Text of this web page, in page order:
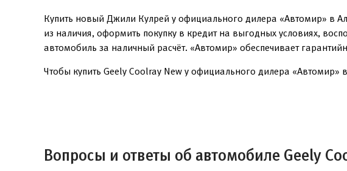
Купить новый Джили Кулрей у официального дилера «Автомир» в
из наличия, оформить покупку в кредит на выгодных условиях,
автомобиль за наличный расчёт. «Автомир» обеспечивает
Чтобы купить Geely Coolray New у официального дилера «Автомир»
Вопросы и ответы об автомобиле Geely